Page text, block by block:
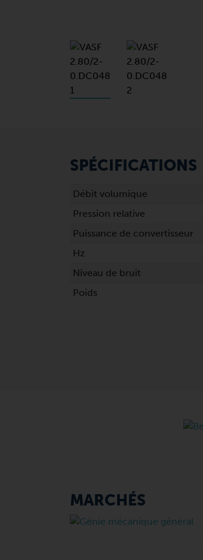
SPÉCIFICATIONS
Débit volumique
Pression relative
Puissance de convertisseur
Hz
Niveau de bruit
Poids
MARCHÉS